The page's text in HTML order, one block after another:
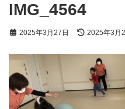
IMG_4564
2025年3月27日
最
日
時
:
2025年3月